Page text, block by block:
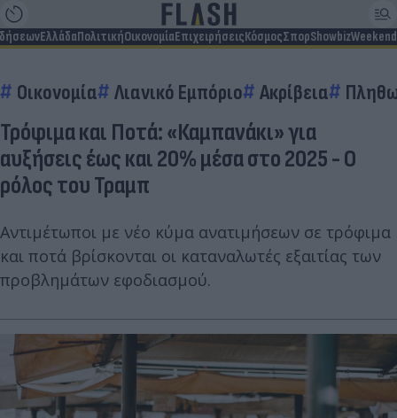
ΕλλάδαΠολιτικήΟικονομίαΕπιχειρήσειςΚόσμοςΣπορShowbizWeekend
Οικονομία Λιανικό Εμπόριο Ακρίβεια
Τρόφιμα και Ποτά: «Καμπανάκι» για
αυξήσεις έως και 20% μέσα στο 2025 - Ο
ρόλος του Τραμπ
Αντιμέτωποι με νέο κύμα ανατιμήσεων σε τρόφιμα
και ποτά βρίσκονται οι καταναλωτές εξαιτίας των
προβλημάτων εφοδιασμού.